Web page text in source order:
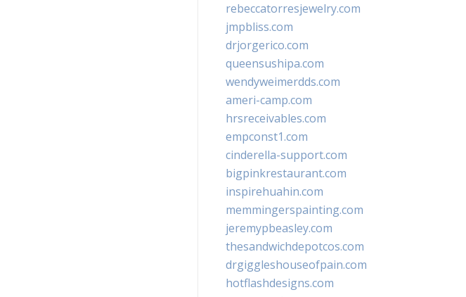
rebeccatorresjewelry.com
jmpbliss.com
drjorgerico.com
queensushipa.com
wendyweimerdds.com
ameri-camp.com
hrsreceivables.com
empconst1.com
cinderella-support.com
bigpinkrestaurant.com
inspirehuahin.com
memmingerspainting.com
jeremypbeasley.com
thesandwichdepotcos.com
drgiggleshouseofpain.com
hotflashdesigns.com